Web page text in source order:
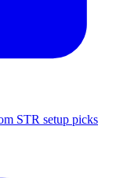
STR setup picks